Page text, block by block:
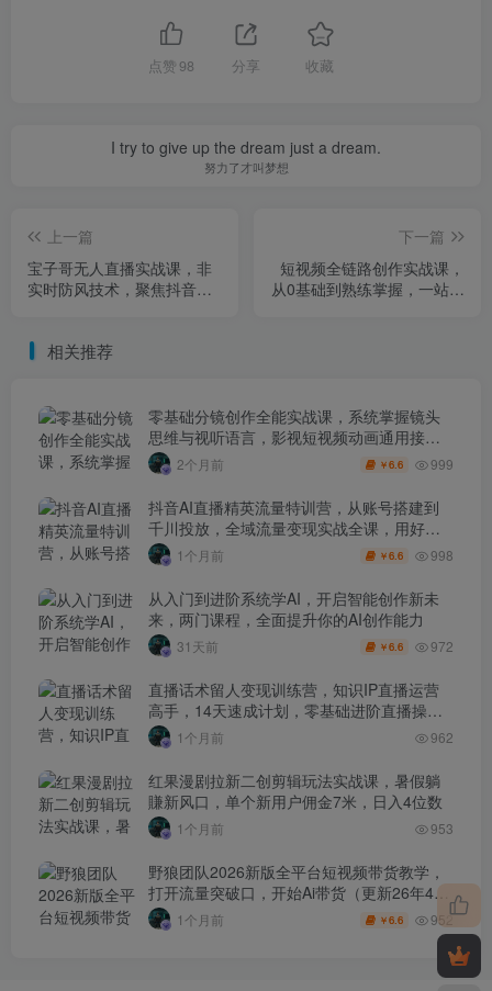
点赞 98 分享 收藏
I try to give up the dream just a dream.
努力了才叫梦想
上一篇
宝子哥无人直播实战课，非
实时防风技术，聚焦抖音快
年5月29日）
下一篇
短视频全链路创作实战课，
从0基础到熟练掌握，一站式
相关推荐
零基础分镜创作全能实战课，系统掌握镜头
思维与视听语言，影视短视频动画通用接单
技能2个月前 ￥6.6 999
抖音AI直播精英流量特训营，从账号搭建到
千川投放，全域流量变现实战全课，用好工
具让賺钱更简单
1个月前 ￥6.6 998
从入门到进阶系统学AI，开启智能创作新未
来，两门课程，全面提升你的AI创作能力
31天前 ￥6.6 972
直播话术留人变现训练营，知识IP直播运营
高手，14天速成计划，零基础进阶直播操盘
手
1个月前 962
红果漫剧拉新二创剪辑玩法实战课，暑假躺
賺新风口，单个新用户佣金7米，日入4位数
1个月前 953
野狼团队2026新版全平台短视频带货教学，
打开流量突破口，开始Ai带货（更新26年4月
25日）1个月前 ￥6.6 952